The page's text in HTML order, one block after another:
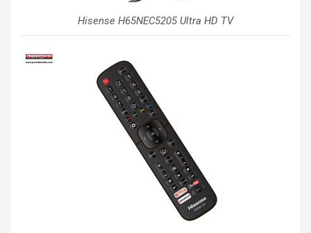
Hisense H65NEC5205 Ultra HD TV